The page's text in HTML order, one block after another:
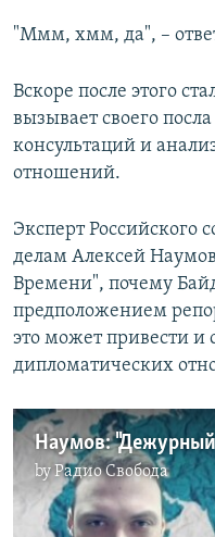
"Ммм, хмм, да", –
Вскоре после этого
вызывает своего
консультаций и
отношений.
Эксперт Российского
делам Алексей
Времени", почему
предположением
это может привести и
дипломатических
byРадио Свобода
No media